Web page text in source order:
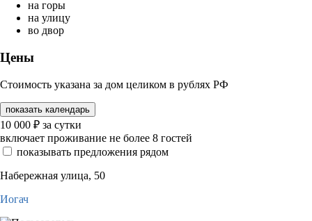
на горы
на улицу
во двор
Цены
Стоимость указана за дом целиком в рублях РФ
показать календарь
10 000 ₽ за сутки
включает проживание не более 8 гостей
показывать предложения рядом
Набережная улица, 50
Иогач